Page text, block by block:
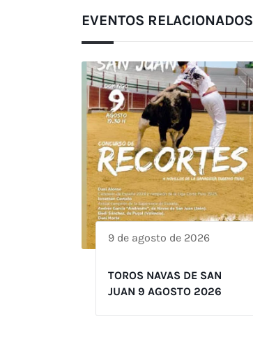
EVENTOS RELACIONADOS
9 de agosto de 2026
TOROS NAVAS DE SAN
JUAN 9 AGOSTO 2026